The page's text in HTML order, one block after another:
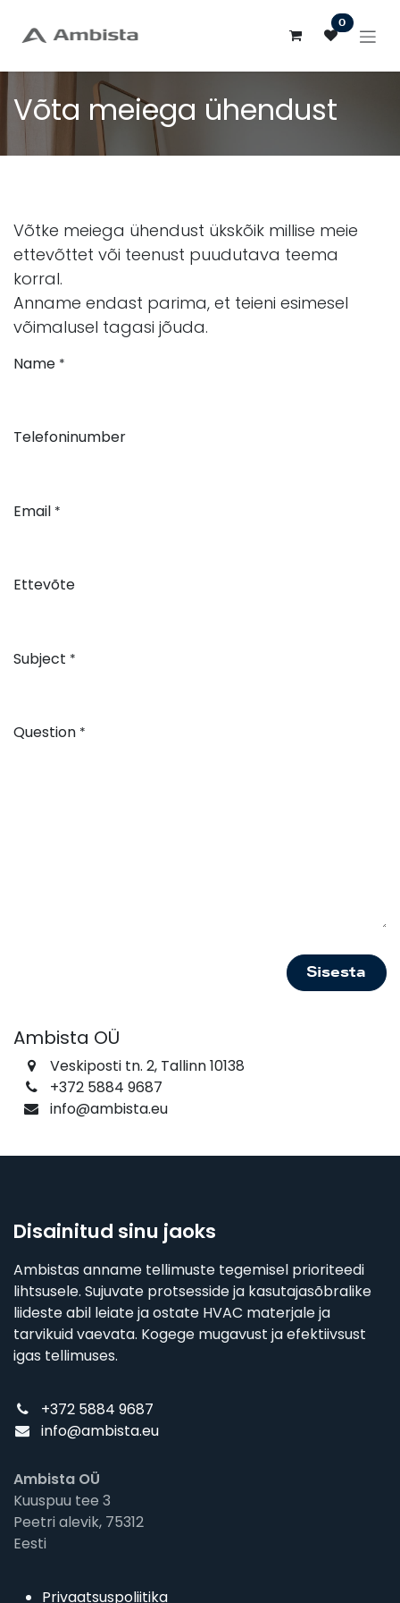
0
Võta meiega ühendust
Võtke meiega ühendust ükskõik millise meie
ettevõttet või teenust puudutava teema
korral.
Anname endast parima, et teieni esimesel
võimalusel tagasi jõuda.
Name *
Telefoninumber
Email *
Ettevõte
Subject *
Question *
Sisesta
Ambista OÜ
Veskiposti tn. 2, Tallinn 10138
+372 5884 9687
info@ambista.eu
Disainitud sinu jaoks
Ambistas anname tellimuste tegemisel prioriteedi
lihtsusele. Sujuvate protsesside ja kasutajasõbralike
liideste abil leiate ja ostate HVAC materjale ja
tarvikuid vaevata. Kogege mugavust ja efektiivsust
igas tellimuses.
+372 5884 9687
info@ambista.eu
Ambista OÜ
Kuuspuu tee 3
Peetri alevik, 75312
Eesti
Privaatsuspoliitika